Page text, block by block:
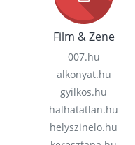
Film & Zene
007.hu
alkonyat.hu
gyilkos.hu
halhatatlan.hu
helyszinelo.hu